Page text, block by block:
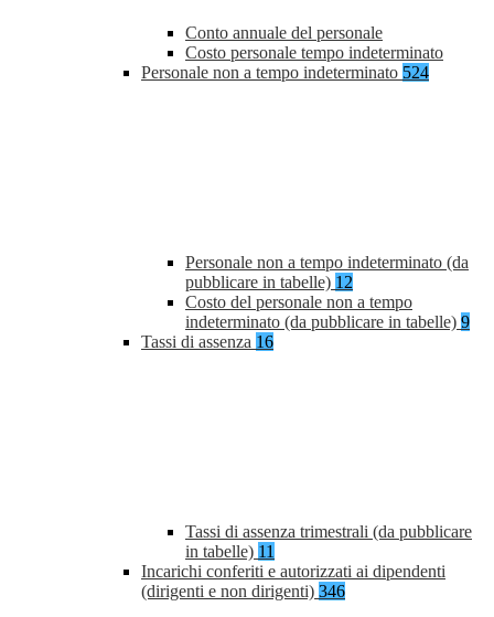
Conto annuale del personale
Costo personale tempo indeterminato
Personale non a tempo indeterminato 524
Personale non a tempo indeterminato (da
pubblicare in tabelle) 12
Costo del personale non a tempo
indeterminato (da pubblicare in tabelle) 9
Tassi di assenza 16
Tassi di assenza trimestrali (da pubblicare
in tabelle) 11
Incarichi conferiti e autorizzati ai dipendenti
(dirigenti e non dirigenti) 346